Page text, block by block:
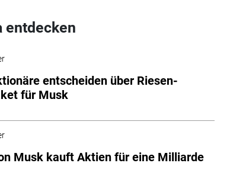
entdecken
entscheiden über Riesen-
für Musk
Musk kauft Aktien für eine Milliarde